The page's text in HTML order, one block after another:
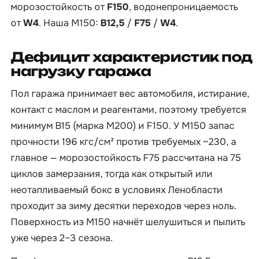
морозостойкость отF150, водонепроницаемость
отW4. Наша М150: B12,5 / F75 / W4.
Дефицит характеристик под
нагрузку гаража
Пол гаража принимает вес автомобиля, истирание,
контакт с маслом и реагентами, поэтому требуется
минимум B15 (марка М200) и F150. У М150 запас
прочности 196 кгс/см² против требуемых ~230, а
главное — морозостойкость F75 рассчитана на 75
циклов замерзания, тогда как открытый или
неотапливаемый бокс в условиях Ленобласти
проходит за зиму десятки переходов через ноль.
Поверхность из М150 начнёт шелушиться и пылить
уже через 2–3 сезона.